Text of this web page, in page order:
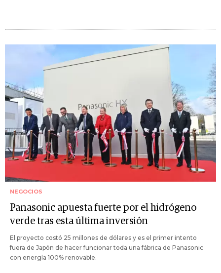
NEGOCIOS
Panasonic apuesta fuerte por el hidrógeno
verde tras esta última inversión
El proyecto costó 25 millones de dólares y es el primer intento
fuera de Japón de hacer funcionar toda una fábrica de Panasonic
con energía 100% renovable.